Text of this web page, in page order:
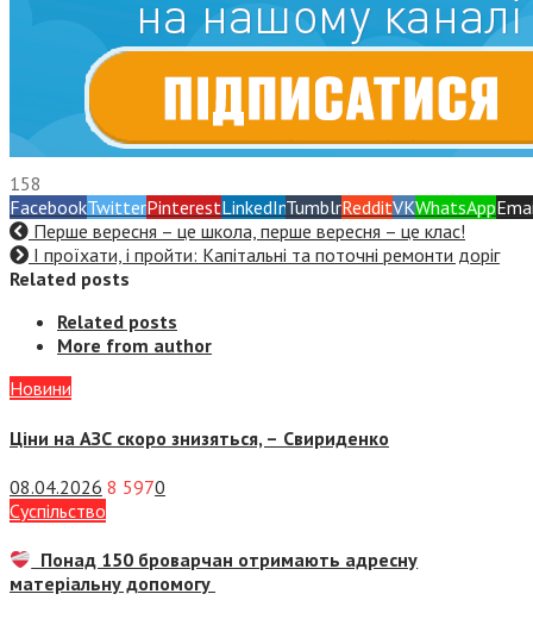
158
FacebookTwitterPinterestLinkedInTumblrRedditVKWhatsApp
Перше вересня – це школа, перше вересня – це клас!
І проїхати, і пройти: Капітальні та поточні ремонти доріг
Related posts
Related posts
More from author
Новини
Ціни на АЗС скоро знизяться, – Свириденко
08.04.2026 8 5970
Суспiльство
Понад 150 броварчан отримають адресну
матеріальну допомогу